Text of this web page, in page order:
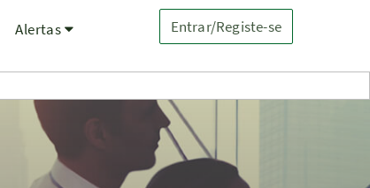
Entrar/Registe-se
Alertas